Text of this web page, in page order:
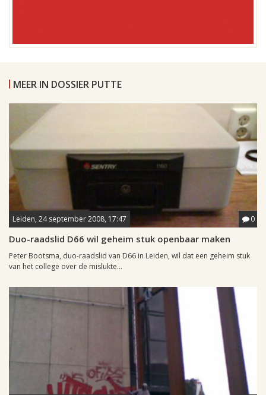
MEER IN DOSSIER PUTTE
Leiden, 24 september 2008, 17:47 0
Duo-raadslid D66 wil geheim stuk openbaar maken
Peter Bootsma, duo-raadslid van D66 in Leiden, wil dat een geheim stuk
van het college over de mislukte...